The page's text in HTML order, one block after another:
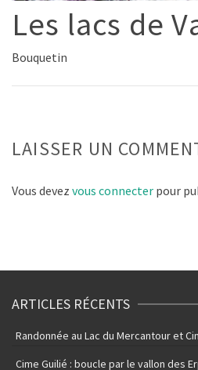
Les lacs de
Bouquetin
LAISSER UN
Vous devez vous connecter pour
ARTICLES RÉCENTS
Randonnée au Lac du Mercantour et
Cime Guilié : boucle par le vallon des